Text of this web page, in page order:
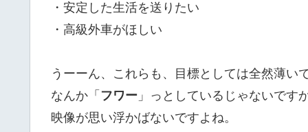
・安定した生活を送りたい
・高級外車がほしい
うーーん、これらも、目標としては全然薄いで
なんか「 フワー 」っとしているじゃないですか
映像が思い浮かばないですよね。